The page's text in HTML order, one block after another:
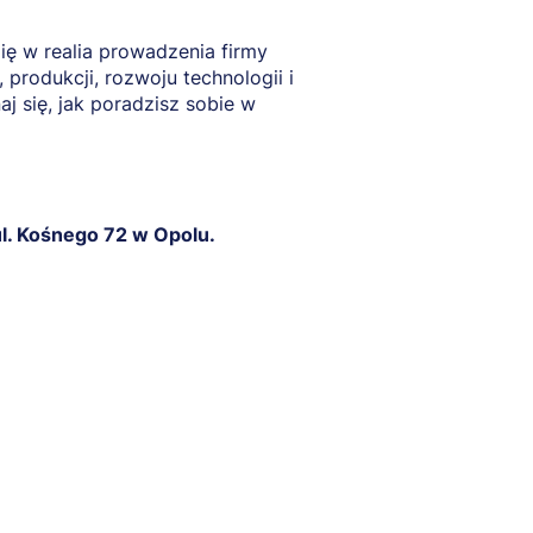
w realia prowadzenia firmy
produkcji, rozwoju technologii i
się, jak poradzisz sobie w
Kośnego 72 w Opolu.